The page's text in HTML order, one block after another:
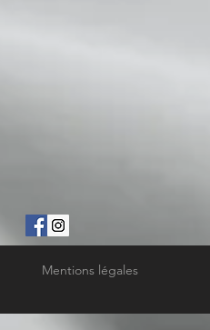
Mentions légales